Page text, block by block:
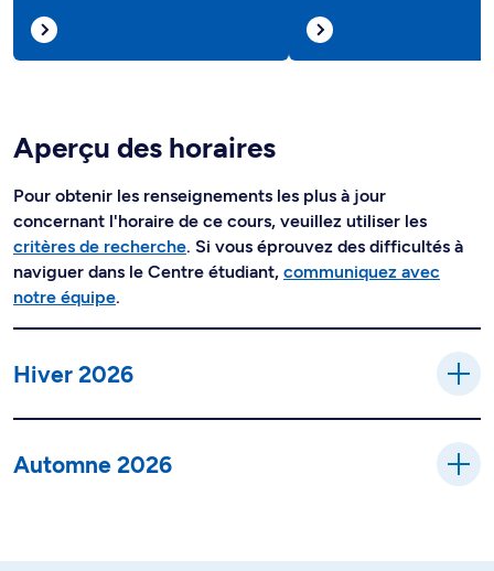
Aperçu des horaires
Pour obtenir les renseignements les plus à jour
concernant l'horaire de ce cours, veuillez utiliser les
critères de recherche. Si vous éprouvez des difficultés à
naviguer dans le Centre étudiant, communiquez avec
notre équipe.
Hiver 2026
Automne 2026